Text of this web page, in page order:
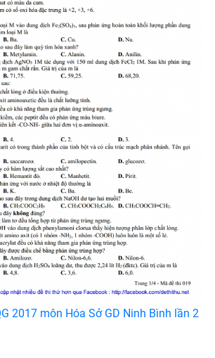
2017 môn Hóa Sở GD Ninh Bình lần 2